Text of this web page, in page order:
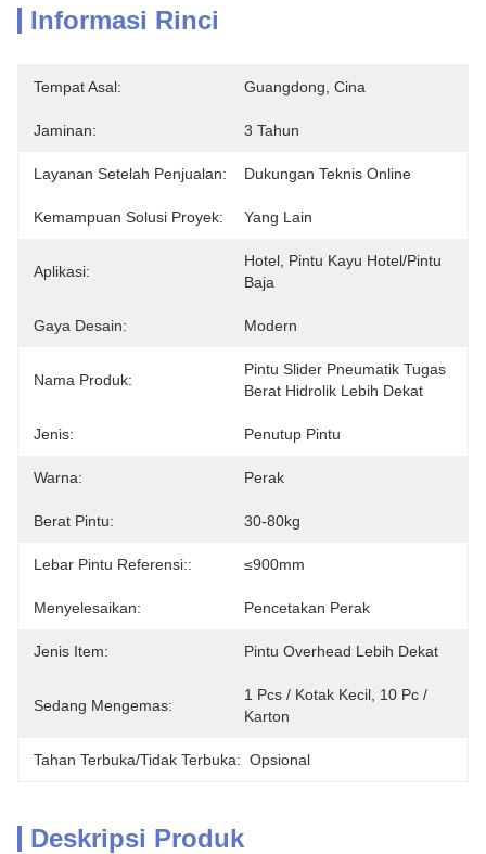
Informasi Rinci
Tempat Asal: Guangdong, Cina
Jaminan: 3 Tahun
Layanan Setelah Penjualan: Dukungan Teknis Online
Kemampuan Solusi Proyek: Yang Lain
Aplikasi:
Hotel, Pintu Kayu Hotel/pintu
Baja
Gaya Desain: Modern
Nama Produk:
Pintu Slider Pneumatik Tugas
Berat Hidrolik Lebih Dekat
Jenis: Penutup Pintu
Warna: Perak
Berat Pintu: 30-80kg
Lebar Pintu Referensi:: ≤900mm
Menyelesaikan: Pencetakan Perak
Jenis Item: Pintu Overhead Lebih Dekat
Sedang Mengemas:
1 Pcs / Kotak Kecil, 10 Pc /
Karton
Tahan Terbuka/tidak Terbuka: Opsional
Deskripsi Produk